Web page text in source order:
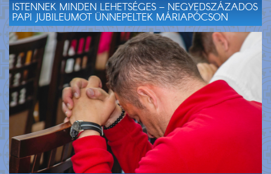
ISTENNEK MINDEN LEHETSÉGES – NEGYEDSZÁZADOS
PAPI JUBILEUMOT ÜNNEPELTEK MÁRIAPÓCSON